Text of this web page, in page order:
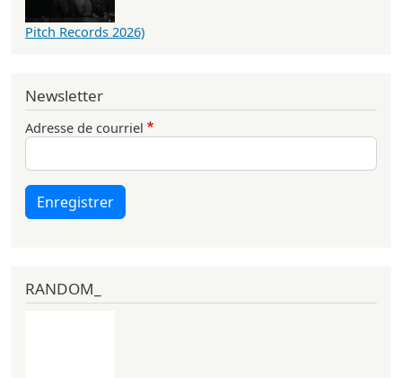
Pitch Records 2026)
Newsletter
Adresse de courriel
Enregistrer
RANDOM_